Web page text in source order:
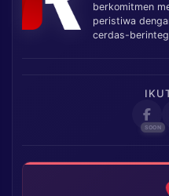
berkomitmen
peristiwa
cerdas-